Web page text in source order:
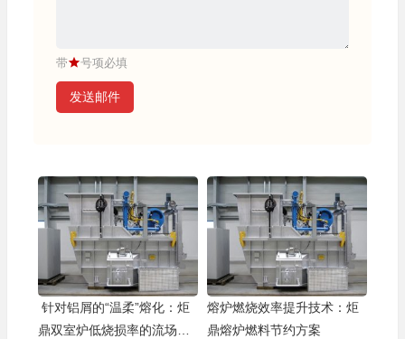
带 号项必填
发送邮件
针对铝屑的“温柔”熔化：炬
鼎双室炉低烧损率的流场与
熔炉燃烧效率提升技术：炬
鼎熔炉燃料节约方案